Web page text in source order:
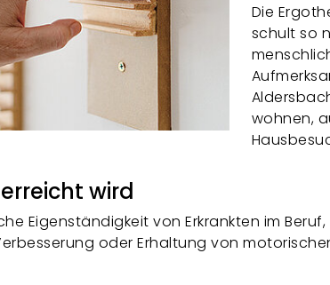
Die
schult so
wohnen,
wird
Eigenständigkeit von Erkrankten im
oder Erhaltung von